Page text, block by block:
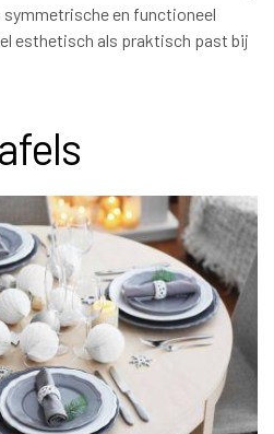
en functioneel
esthetisch als praktisch past bij